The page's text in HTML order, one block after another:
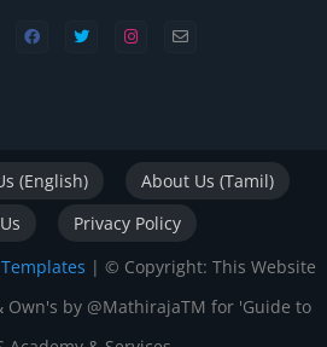
(English)
About Us (Tamil)
Privacy Policy
| ©️ Copyright: This Website
by @MathirajaTM for 'Guide to